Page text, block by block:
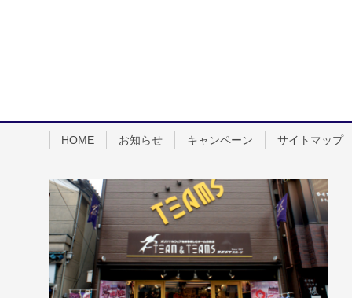
HOME お知らせ キャンペーン サイトマップ